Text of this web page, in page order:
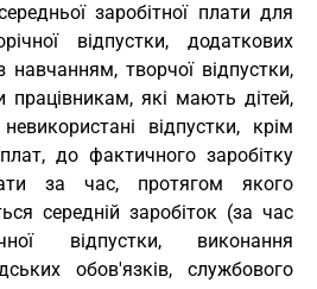
заробітної плати для
відпустки, додаткових
навчанням, творчої відпустки,
працівникам, які мають дітей,
відпустки, крім
до фактичного заробітку
за час, протягом якого
середній заробіток (за час
відпустки, виконання
обов'язків, службового